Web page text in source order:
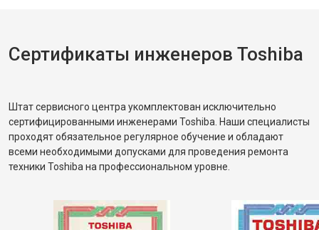
Сертификаты инженеров Toshiba
Штат сервисного центра укомплектован исключительно
сертифицированными инженерами Toshiba. Наши специалисты
проходят обязательное регулярное обучение и обладают
всеми необходимыми допусками для проведения ремонта
техники Toshiba на профессиональном уровне.